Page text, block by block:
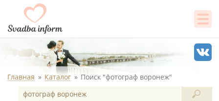
Главная Каталог Поиск "фотограф воронеж"